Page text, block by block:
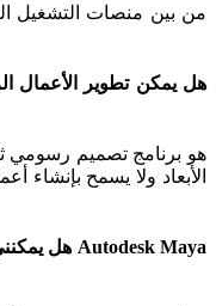
الأبعاد ولا يسمح بإنشاء